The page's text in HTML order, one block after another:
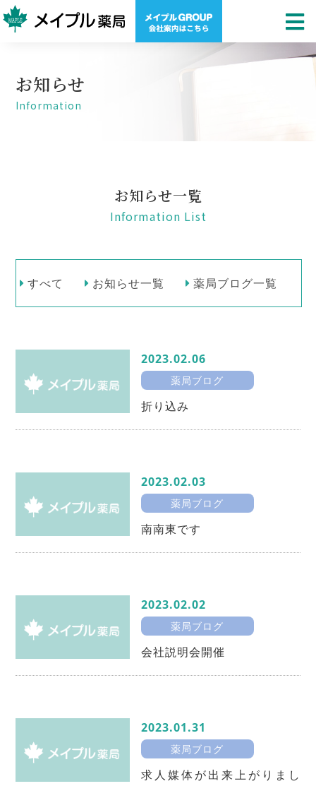
お知らせ
Information
お知らせ一覧
Information List
すべて お知らせ一覧 薬局ブログ一覧
2023.02.06
薬局ブログ
折り込み
2023.02.03
薬局ブログ
南南東です
2023.02.02
薬局ブログ
会社説明会開催
2023.01.31
薬局ブログ
求人媒体が出来上がりまし